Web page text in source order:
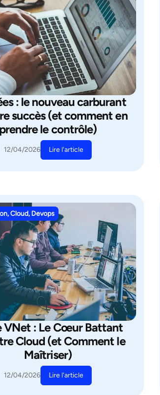
: le nouveau carburant
succès (et comment en
prendre le contrôle)
12/04/2026 Lire l'article
Cloud, Devops
VNet : Le Cœur Battant
Cloud (et Comment le
Maîtriser)
12/04/2026 Lire l'article